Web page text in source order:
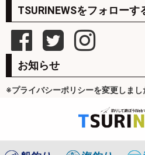
TSURINEWSをフォローす
お知らせ
※プライバシーポリシーを変更しまし